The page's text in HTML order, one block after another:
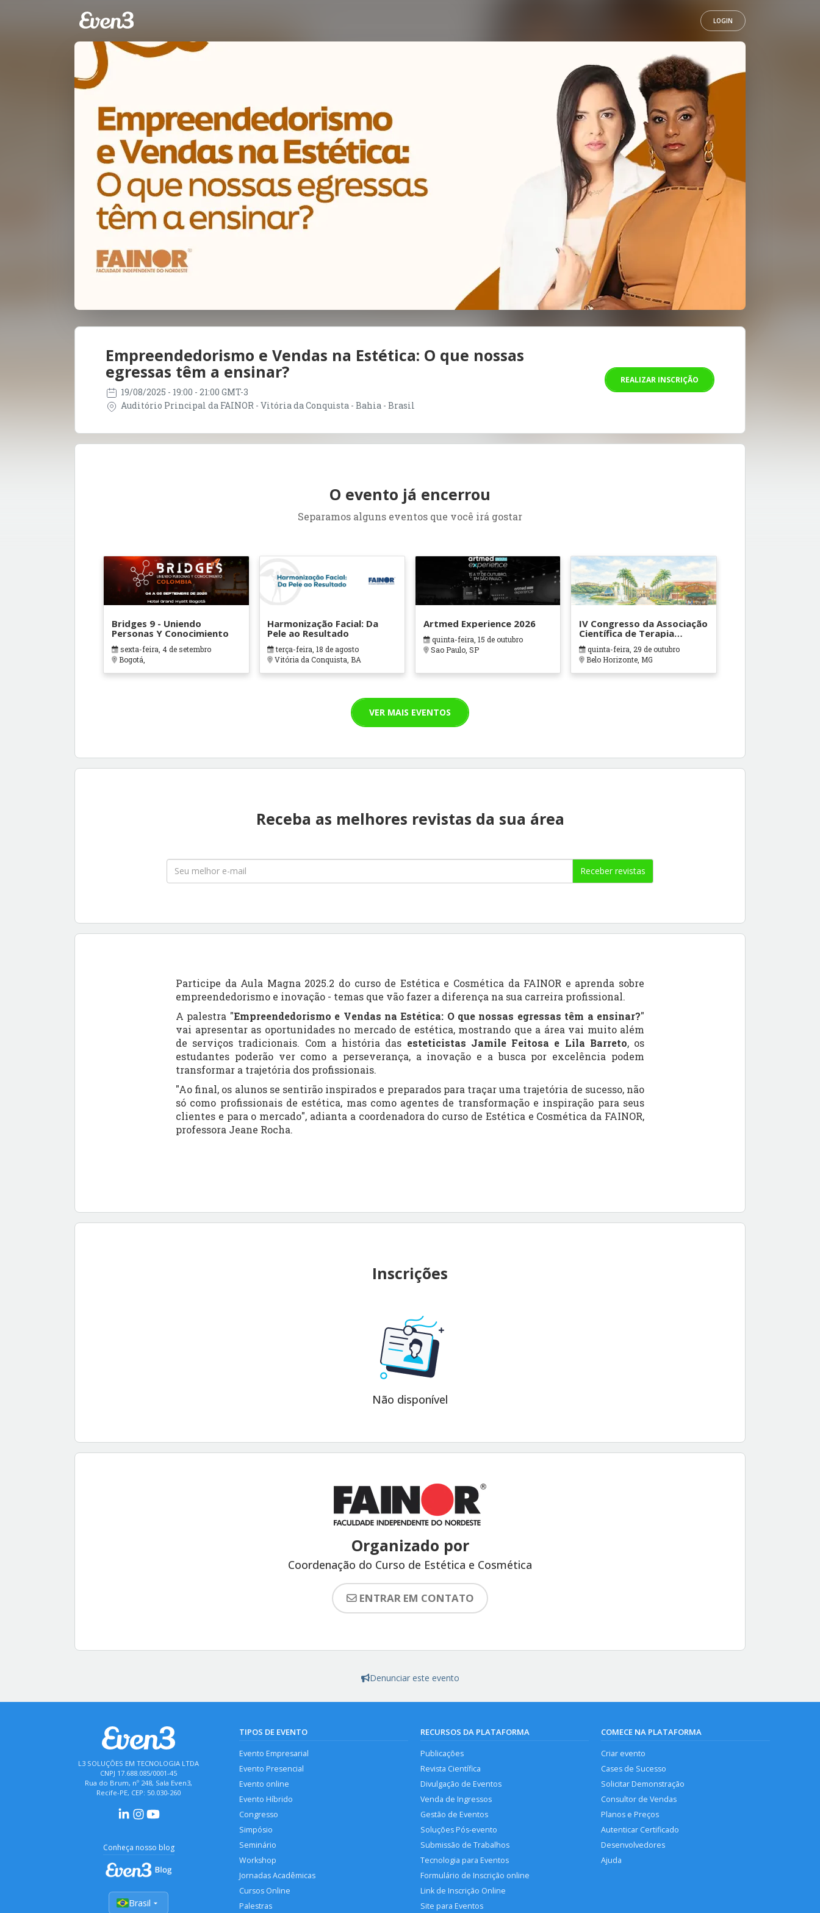
LOGIN
Empreendedorismo e Vendas na Estética: O que nossas
egressas têm a ensinar?
19/08/2025 - 19:00 - 21:00 GMT-3
Auditório Principal da FAINOR - Vitória da Conquista - Bahia - Brasil
REALIZAR INSCRIÇÃO
O evento já encerrou
Separamos alguns eventos que você irá gostar
Bridges 9 - Uniendo
Personas Y Conocimiento
sexta-feira, 4 de setembro
Bogotá,
Harmonização Facial: Da
Pele ao Resultado
terça-feira, 18 de agosto
Vitória da Conquista, BA
Artmed Experience 2026
quinta-feira, 15 de outubro
Sao Paulo, SP
IV Congresso da Associação
Científica de Terapia
Ocupacional em Contextos
Hospitalares e Cuidados
Paliativos - ATOHOSP
quinta-feira, 29 de outubro
Belo Horizonte, MG
VER MAIS EVENTOS
Receba as melhores revistas da sua área
Receber revistas
Participe da Aula Magna 2025.2 do curso de Estética e Cosmética da FAINOR e aprenda sobre
empreendedorismo e inovação - temas que vão fazer a diferença na sua carreira profissional.
A palestra "Empreendedorismo e Vendas na Estética: O que nossas egressas têm a ensinar?"
vai apresentar as oportunidades no mercado de estética, mostrando que a área vai muito além
de serviços tradicionais. Com a história das esteticistas Jamile Feitosa e Lila Barreto, os
estudantes poderão ver como a perseverança, a inovação e a busca por excelência podem
transformar a trajetória dos profissionais.
"Ao final, os alunos se sentirão inspirados e preparados para traçar uma trajetória de sucesso, não
só como profissionais de estética, mas como agentes de transformação e inspiração para seus
clientes e para o mercado", adianta a coordenadora do curso de Estética e Cosmética da FAINOR,
professora Jeane Rocha.
Inscrições
Não disponível
Organizado por
Coordenação do Curso de Estética e Cosmética
ENTRAR EM CONTATO
Denunciar este evento
L3 SOLUÇÕES EM TECNOLOGIA LTDA
CNPJ 17.688.085/0001-45
Rua do Brum, nº 248, Sala Even3,
Recife-PE, CEP: 50.030-260
Conheça nosso blog
Brasil
TIPOS DE EVENTO
Evento Empresarial
Evento Presencial
Evento online
Evento Híbrido
Congresso
Simpósio
Seminário
Workshop
Jornadas Acadêmicas
Cursos Online
Palestras
RECURSOS DA PLATAFORMA
Publicações
Revista Científica
Divulgação de Eventos
Venda de Ingressos
Gestão de Eventos
Soluções Pós-evento
Submissão de Trabalhos
Tecnologia para Eventos
Formulário de Inscrição online
Link de Inscrição Online
Site para Eventos
COMECE NA PLATAFORMA
Criar evento
Cases de Sucesso
Solicitar Demonstração
Consultor de Vendas
Planos e Preços
Autenticar Certificado
Desenvolvedores
Ajuda